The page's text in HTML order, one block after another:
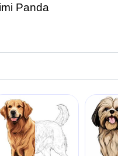
Panda